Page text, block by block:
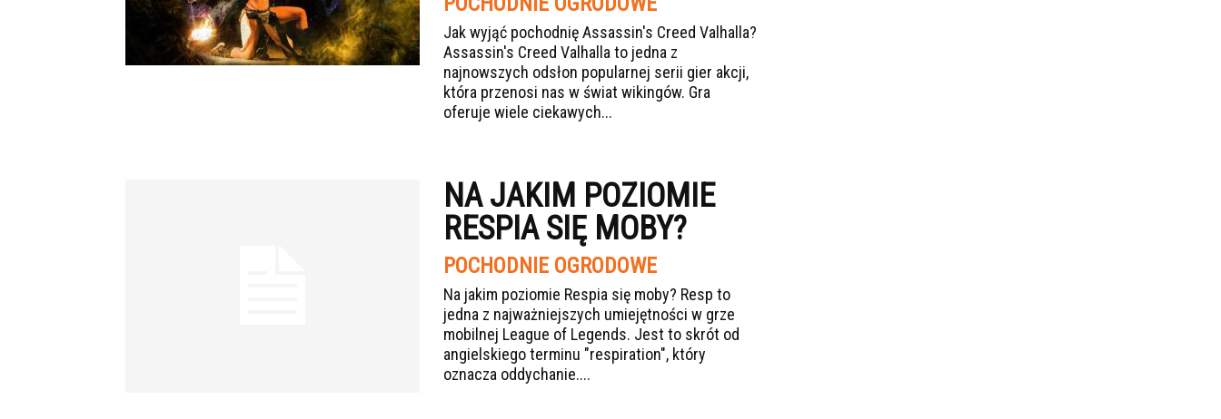
Jak wyjąć pochodnię Assassin's Creed Valhalla?
Assassin's Creed Valhalla to jedna z
najnowszych odsłon popularnej serii gier akcji,
która przenosi nas w świat wikingów. Gra
oferuje wiele ciekawych...
NA JAKIM POZIOMIE
RESPIA SIĘ MOBY?
POCHODNIE OGRODOWE
Na jakim poziomie Respia się moby? Resp to
jedna z najważniejszych umiejętności w grze
mobilnej League of Legends. Jest to skrót od
angielskiego terminu "respiration", który
oznacza oddychanie....